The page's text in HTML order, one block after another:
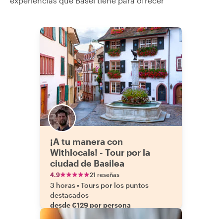
¡A tu manera con
Withlocals! - Tour por la
ciudad de Basilea
4.9 21 reseñas
3 horas•Tours por los puntos
destacados
desde €129 por persona